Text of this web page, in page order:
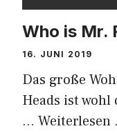
Who is Mr.
16. JUNI 2019
Das große
Heads ist wohl
… Weiterlesen